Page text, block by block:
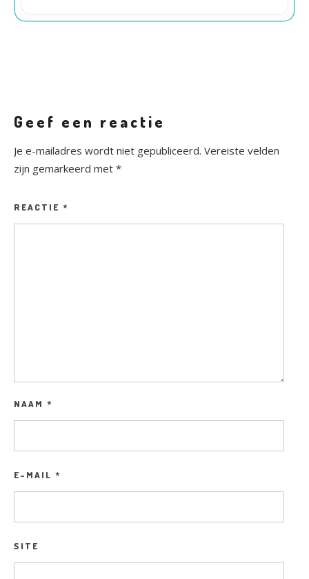
Geef een reactie
Je e-mailadres wordt niet gepubliceerd. Vereiste velden
zijn gemarkeerd met *
REACTIE *
NAAM *
E-MAIL *
SITE